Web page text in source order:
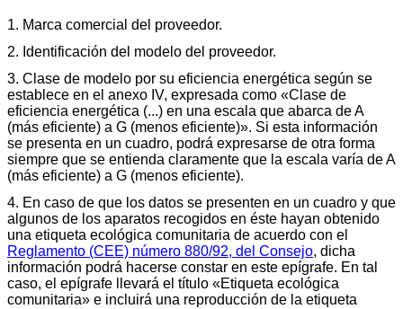
1. Marca comercial del proveedor.
2. Identificación del modelo del proveedor.
3. Clase de modelo por su eficiencia energética según se
establece en el anexo IV, expresada como «Clase de
eficiencia energética (...) en una escala que abarca de A
(más eficiente) a G (menos eficiente)». Si esta información
se presenta en un cuadro, podrá expresarse de otra forma
siempre que se entienda claramente que la escala varía de A
(más eficiente) a G (menos eficiente).
4. En caso de que los datos se presenten en un cuadro y que
algunos de los aparatos recogidos en éste hayan obtenido
una etiqueta ecológica comunitaria de acuerdo con el
Reglamento (CEE) número 880/92, del Consejo, dicha
información podrá hacerse constar en este epígrafe. En tal
caso, el epígrafe llevará el título «Etiqueta ecológica
comunitaria» e incluirá una reproducción de la etiqueta